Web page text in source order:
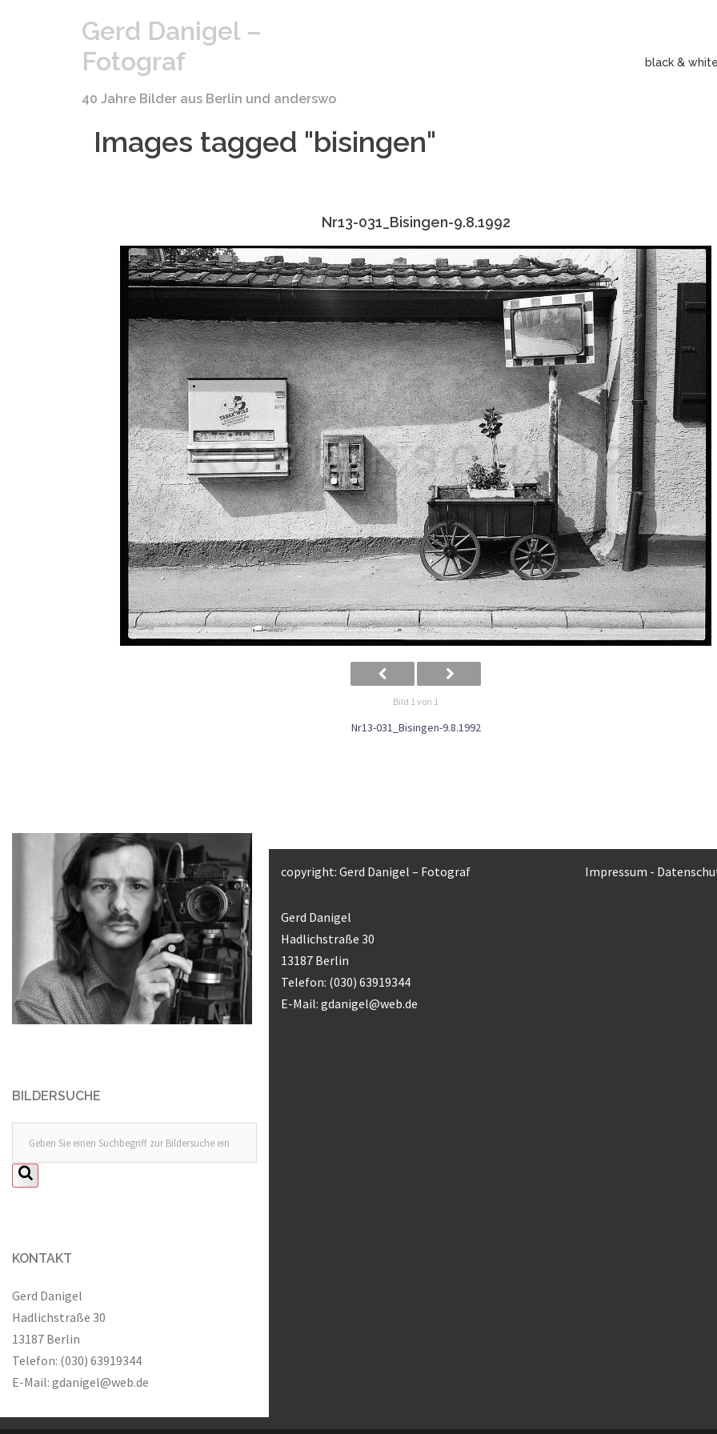
Gerd Danigel –
Fotograf
40 Jahre Bilder aus Berlin und anderswo
black &
Images tagged "bisingen"
Nr13-031_Bisingen-9.8.1992
Bild 1 von 1
Nr13-031_Bisingen-9.8.1992
BILDERSUCHE
KONTAKT
Gerd Danigel
Hadlichstraße 30
13187 Berlin
Telefon: (030) 63919344
E-Mail: gdanigel@web.de
copyright: Gerd Danigel – Fotograf Impressum -
Gerd Danigel
Hadlichstraße 30
13187 Berlin
Telefon: (030) 63919344
E-Mail: gdanigel@web.de